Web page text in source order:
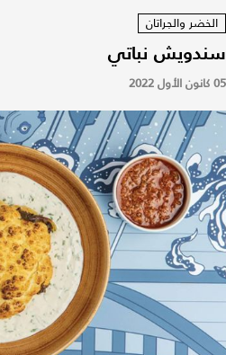
الخضر والجراتان
سندويش نباتي
05 كانون الأول 2022